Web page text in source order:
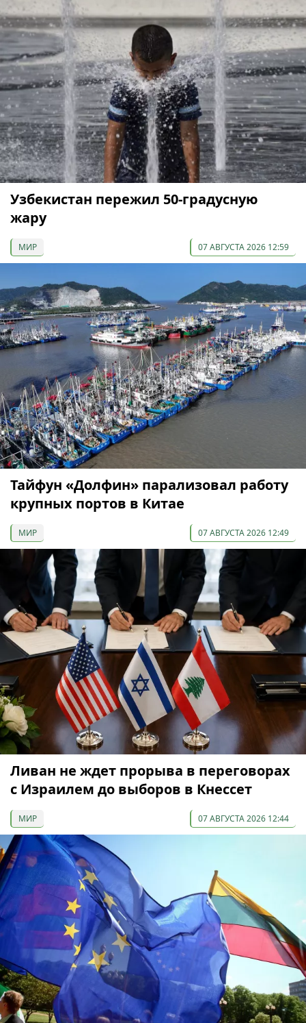
Узбекистан пережил 50-градусную
жару
МИР 07 АВГУСТА 2026 12:59
Тайфун «Долфин» парализовал работу
крупных портов в Китае
МИР 07 АВГУСТА 2026 12:49
Ливан не ждет прорыва в переговорах
с Израилем до выборов в Кнессет
МИР 07 АВГУСТА 2026 12:44